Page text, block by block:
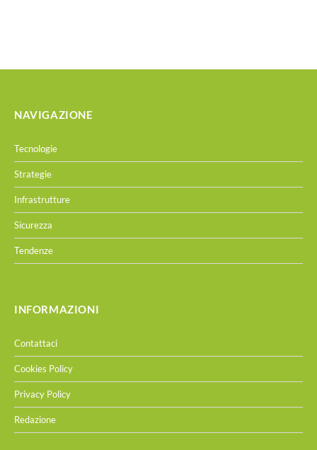
NAVIGAZIONE
Tecnologie
Strategie
Infrastrutture
Sicurezza
Tendenze
INFORMAZIONI
Contattaci
Cookies Policy
Privacy Policy
Redazione